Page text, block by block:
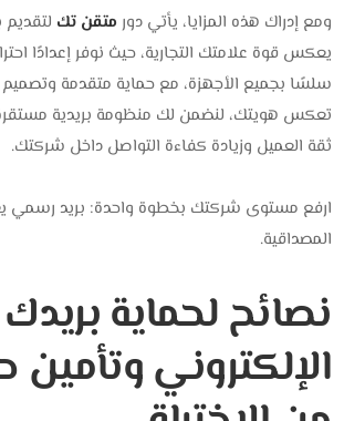
ومع إدراك هذه المزايا، يأتي دور متقن تك
يعكس قوة علامتك التجارية، حيث نوفر إعدادًا
سلسًا بجميع الأجهزة، مع حماية متقدمة
تعكس هويتك، لنضمن لك منظومة بريدية
ثقة العميل وزيادة كفاءة التواصل داخل شركتك.
ارفع مستوى شركتك بخطوة واحدة: بريد رسمي
المصداقية.
نصائح لحماية بريدك
الإلكتروني